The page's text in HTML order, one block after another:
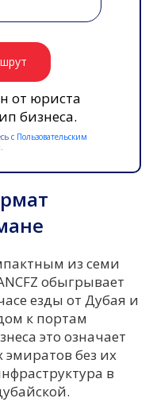
от юриста
бизнеса.
с Пользовательским
из семи
обыгрывает
езды от Дубая и
к портам
это означает
эмиратов без их
в